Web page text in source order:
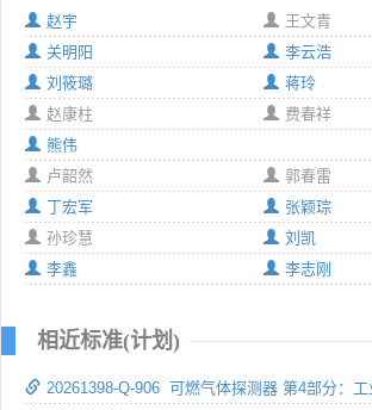
赵宇
王文青
关明阳
李云浩
刘筱璐
蒋玲
赵康柱
费春祥
熊伟
卢韶然
郭春雷
丁宏军
张颖琮
孙珍慧
刘凯
李鑫
李志刚
相近标准(计划)
20261398-Q-906 可燃气体探测器 第4部分：